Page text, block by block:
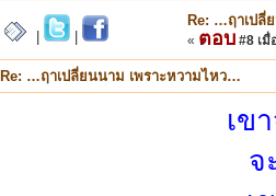
Re: …ฤาเปลี่
« ตอบ #8 เมื่
Re: …ฤาเปลี่ยนนาม เพราะหวามไหว…
เข
จ